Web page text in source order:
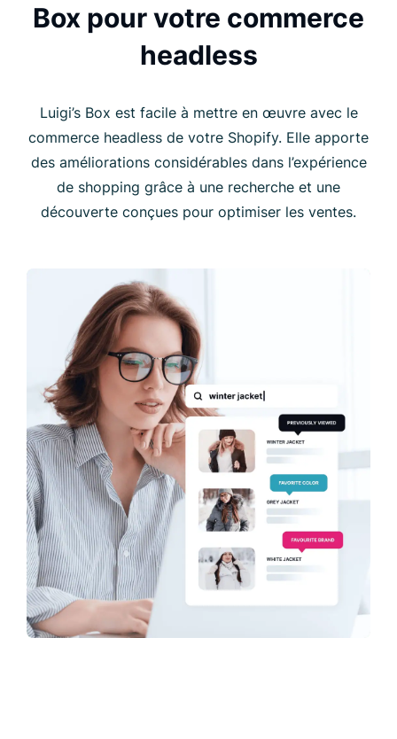
Box pour votre commerce
headless
Luigi’s Box est facile à mettre en œuvre avec le
commerce headless de votre Shopify. Elle apporte
des améliorations considérables dans l’expérience
de shopping grâce à une recherche et une
découverte conçues pour optimiser les ventes.